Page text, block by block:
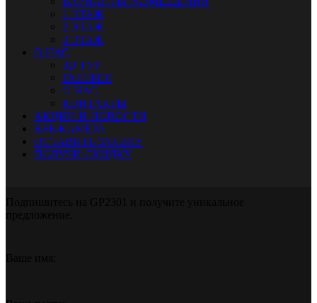
1 ЭТАЖ
2 ЭТАЖ
3 ЭТАЖ
О НАС
ЗD ТУР
ГАЛЕРЕЯ
О НАС
КОНТАКТЫ
АКЦИИ И НОВОСТИ
ВЕБ-КАМЕРА
ОСТАВИТЬ ЗАЯВКУ
ПОЛУЧИ СКИДКУ